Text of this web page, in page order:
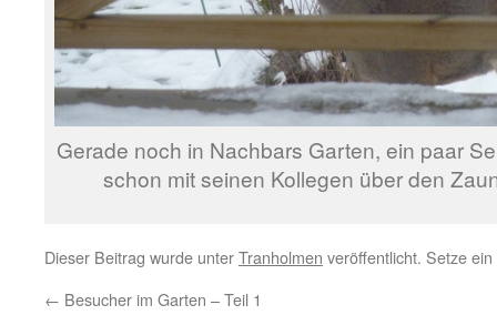
Gerade noch in Nachbars Garten, ein paar
schon mit seinen Kollegen über den
Dieser Beitrag wurde unterTranholmen veröffentlicht. Setze
← Besucher im Garten – Teil 1